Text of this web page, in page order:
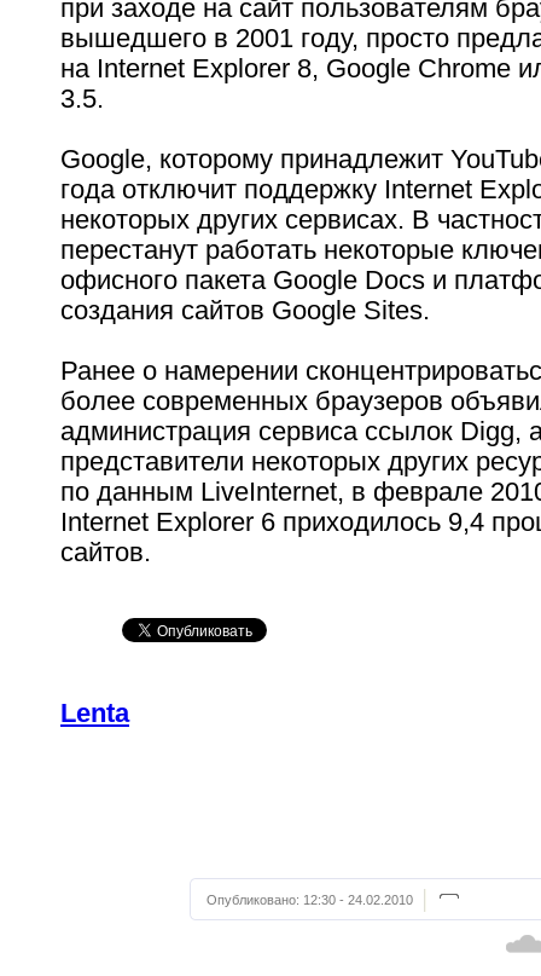
при заходе на сайт пользователям
вышедшего в 2001 году, просто
на Internet Explorer 8, Google Chrome
3.5.
Google, которому принадлежит
года отключит поддержку Internet
некоторых других сервисах. В
перестанут работать некоторые
офисного пакета Google Docs и
создания сайтов Google Sites.
Ранее о намерении
более современных браузеров
администрация сервиса ссылок Digg,
представители некоторых других
по данным LiveInternet, в феврале
Internet Explorer 6 приходилось 9,4
сайтов.
Lenta
Опубликовано: 12:30 - 24.02.2010